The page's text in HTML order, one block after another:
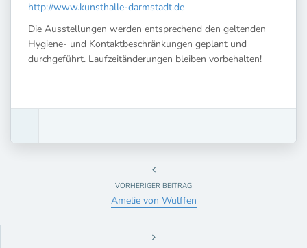
http://www.kunsthalle-darmstadt.de
Die Ausstellungen werden entsprechend den geltenden
Hygiene- und Kontaktbeschränkungen geplant und
durchgeführt. Laufzeitänderungen bleiben vorbehalten!
VORHERIGER BEITRAG
Amelie von Wulffen